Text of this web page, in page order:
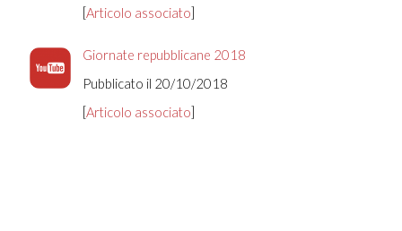
[Articolo associato]
Giornate repubblicane 2018
Pubblicato il 20/10/2018
[Articolo associato]